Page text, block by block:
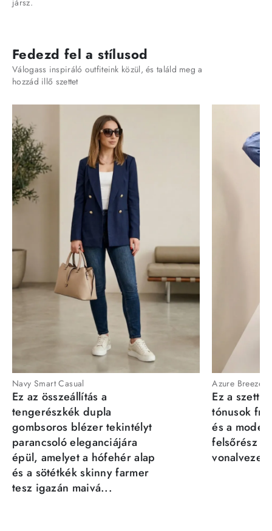
Fedezd fel a stílusod
Válogass inspiráló outfiteink közül, és találd meg a
hozzád illő szettet
Navy Smart Casual
Ez az összeállítás a
tengerészkék dupla
gombsoros blézer tekintélyt
parancsoló eleganciájára
épül, amelyet a hófehér alap
és a sötétkék skinny farmer
tesz igazán maivá...
Azure Breeze
Ez a szett
tónusok
és a
felsőrész